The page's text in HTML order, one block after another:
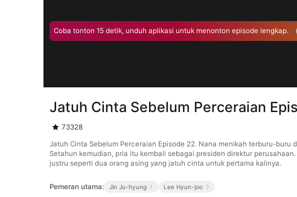
Coba tonton 15 detik, unduh aplikasi untuk menonton episode lengkap.
Jatuh Cinta Sebelum Perceraian
73328
Jatuh Cinta Sebelum Perceraian Episode 22. Nana menikah terburu-
Setahun kemudian, pria itu kembali sebagai presiden direktur
justru seperti dua orang asing yang jatuh cinta untuk pertama kalinya.
Pemeran utama: Jin Ju-hyung Lee Hyun-joo